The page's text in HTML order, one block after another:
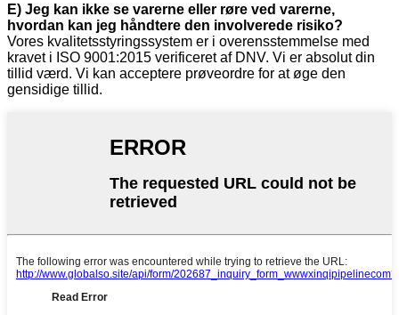
E) Jeg kan ikke se varerne eller røre ved varerne,
hvordan kan jeg håndtere den involverede risiko?
Vores kvalitetsstyringssystem er i overensstemmelse med
kravet i ISO 9001:2015 verificeret af DNV. Vi er absolut din
tillid værd. Vi kan acceptere prøveordre for at øge den
gensidige tillid.